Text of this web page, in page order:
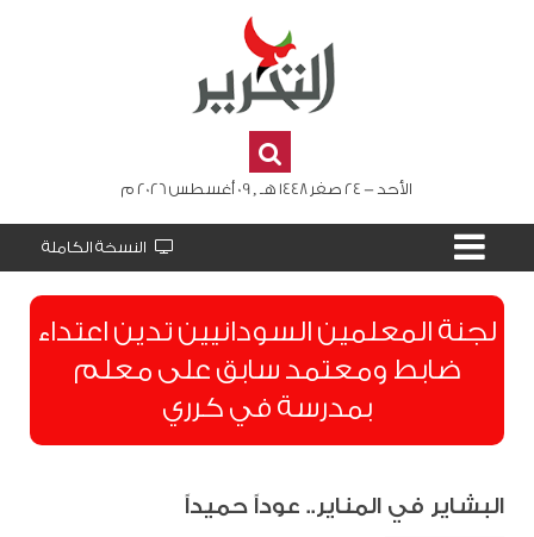
الأحد - 24 صفر 1448 هـ , 09 أغسطس 2026 م
النسخة الكاملة
لجنة المعلمين السودانيين تدين اعتداء
ضابط ومعتمد سابق على معلم
بمدرسة في كرري
البشاير في المناير.. عوداً حميداً